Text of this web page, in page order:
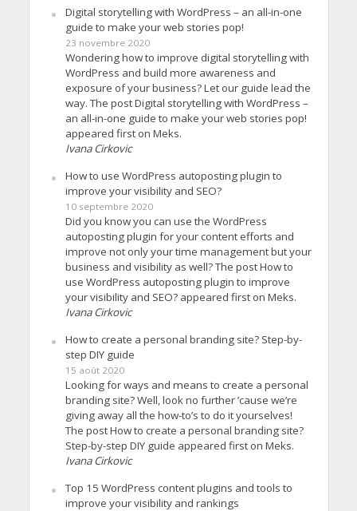
Digital storytelling with WordPress – an all-in-one
guide to make your web stories pop!
23 novembre 2020
Wondering how to improve digital storytelling with
WordPress and build more awareness and
exposure of your business? Let our guide lead the
way. The post Digital storytelling with WordPress –
an all-in-one guide to make your web stories pop!
appeared first on Meks.
Ivana Cirkovic
How to use WordPress autoposting plugin to
improve your visibility and SEO?
10 septembre 2020
Did you know you can use the WordPress
autoposting plugin for your content efforts and
improve not only your time management but your
business and visibility as well? The post How to
use WordPress autoposting plugin to improve
your visibility and SEO? appeared first on Meks.
Ivana Cirkovic
How to create a personal branding site? Step-by-
step DIY guide
15 août 2020
Looking for ways and means to create a personal
branding site? Well, look no further ’cause we’re
giving away all the how-to’s to do it yourselves!
The post How to create a personal branding site?
Step-by-step DIY guide appeared first on Meks.
Ivana Cirkovic
Top 15 WordPress content plugins and tools to
improve your visibility and rankings